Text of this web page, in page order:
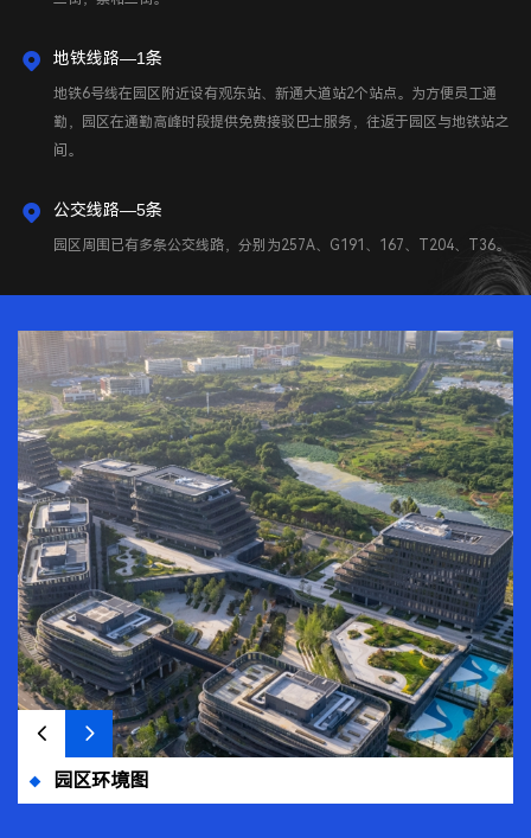
地铁线路—1条
地铁6号线在园区附近设有观东站、新通大道站2个站点。为方便员工通
勤，园区在通勤高峰时段提供免费接驳巴士服务，往返于园区与地铁站之
间。
公交线路—5条
园区周围已有多条公交线路，分别为257A、G191、167、T204、T36。
园区环境图